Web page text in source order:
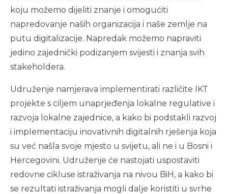
koju možemo dijeliti znanje i omogućiti
napredovanje naših organizacija i naše zemlje na
putu digitalizacije. Napredak možemo napraviti
jedino zajednički podizanjem svijesti i znanja svih
stakeholdera.
Udruženje namjerava implementirati različite IKT
projekte s ciljem unaprjeđenja lokalne regulative i
razvoja lokalne zajednice, a kako bi podstakli razvoj
i implementaciju inovativnih digitalnih rješenja koja
su već našla svoje mjesto u svijetu, ali ne i u Bosni i
Hercegovini. Udruženje će nastojati uspostaviti
redovne cikluse istraživanja na nivou BiH, a kako bi
se rezultati istraživanja mogli dalje koristiti u svrhe